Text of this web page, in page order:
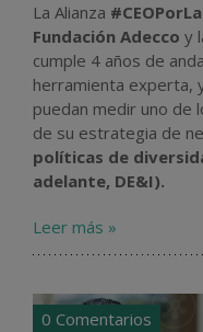
La Alianza
Fundación Adecco y
cumple 4 años de
herramienta experta,
puedan medir uno de
de su estrategia de
políticas de
adelante, DE&I).
Leer más »
0 Comentarios